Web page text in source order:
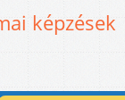
képzések